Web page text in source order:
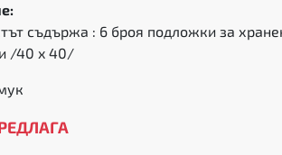
съдържа : 6 броя подложки за
/40 x 40/